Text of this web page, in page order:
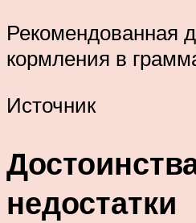
Рекомендованная
кормления в
Источник
недостатки